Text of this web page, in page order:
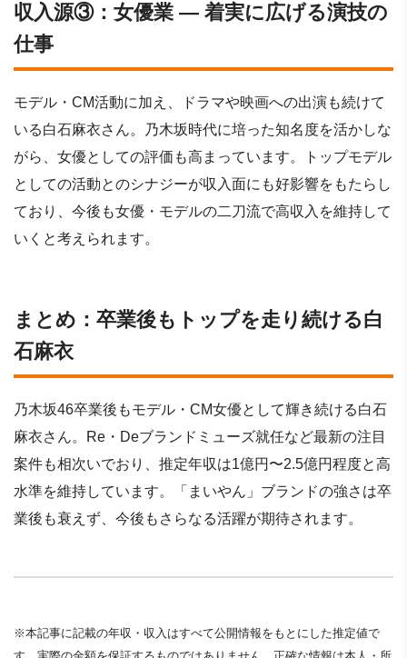
収入源③：女優業 ― 着実に広げる演技の
仕事
モデル・CM活動に加え、ドラマや映画への出演も続けて
いる白石麻衣さん。乃木坂時代に培った知名度を活かしな
がら、女優としての評価も高まっています。トップモデル
としての活動とのシナジーが収入面にも好影響をもたらし
ており、今後も女優・モデルの二刀流で高収入を維持して
いくと考えられます。
まとめ：卒業後もトップを走り続ける白
石麻衣
乃木坂46卒業後もモデル・CM女優として輝き続ける白石
麻衣さん。Re・Deブランドミューズ就任など最新の注目
案件も相次いでおり、推定年収は1億円〜2.5億円程度と高
水準を維持しています。「まいやん」ブランドの強さは卒
業後も衰えず、今後もさらなる活躍が期待されます。
※本記事に記載の年収・収入はすべて公開情報をもとにした推定値で